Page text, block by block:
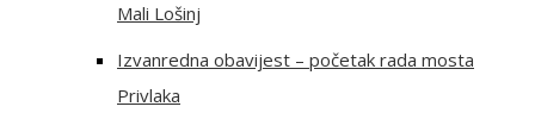
Mali Lošinj
Izvanredna obavijest – početak rada mosta
Privlaka